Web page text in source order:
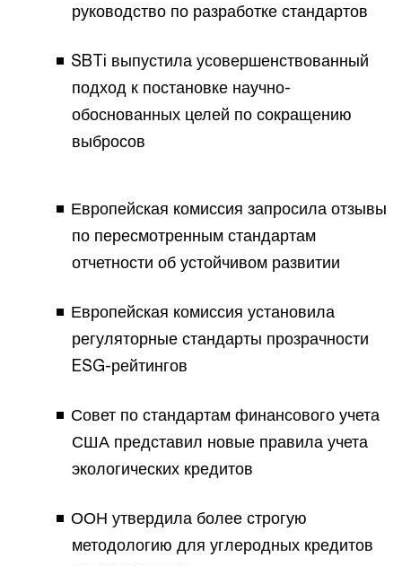
руководство по разработке стандартов
SBTi выпустила усовершенствованный
подход к постановке научно-
обоснованных целей по сокращению
выбросов
Европейская комиссия запросила отзывы
по пересмотренным стандартам
отчетности об устойчивом развитии
Европейская комиссия установила
регуляторные стандарты прозрачности
ESG-рейтингов
Совет по стандартам финансового учета
США представил новые правила учета
экологических кредитов
ООН утвердила более строгую
методологию для углеродных кредитов